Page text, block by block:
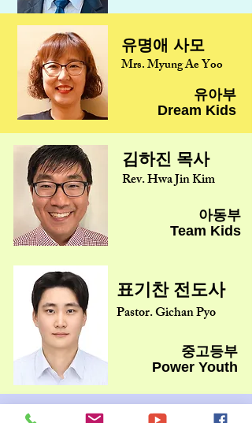
유명애 사모
Mrs. Myung Ae Yoo
유아부
Dream Kids
김하진 목사
Rev. Hwa Jin Kim
아동부
Team Kids
​표기찬 전도사
Pastor. Gichan Pyo
중고등부
Power Youth
​이현구 목사